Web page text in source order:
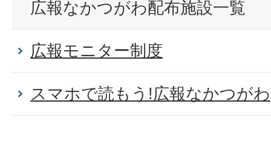
広報なかつがわ配布施設一覧
広報モニター制度
スマホで読もう!広報なかつがわ